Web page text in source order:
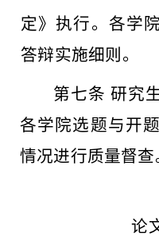
定》执行。各学
答辩实施细则。
第七条 研究
各学院选题与开
情况进行质量督查
论